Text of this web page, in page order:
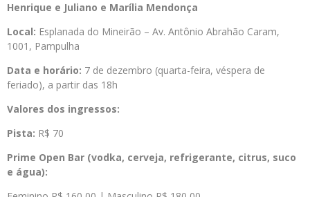
Henrique e Juliano e Marília Mendonça
Local: Esplanada do Mineirão – Av. Antônio Abrahão Caram,
1001, Pampulha
Data e horário: 7 de dezembro (quarta-feira, véspera de
feriado), a partir das 18h
Valores dos ingressos:
Pista: R$ 70
Prime Open Bar (vodka, cerveja, refrigerante, citrus, suco
e água):